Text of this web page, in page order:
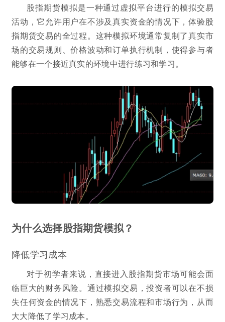
股指期货模拟是一种通过虚拟平台进行的模拟交易
活动，它允许用户在不涉及真实资金的情况下，体验股
指期货交易的全过程。这种模拟环境通常复制了真实市
场的交易规则、价格波动和订单执行机制，使得参与者
能够在一个接近真实的环境中进行练习和学习。
为什么选择股指期货模拟？
降低学习成本
对于初学者来说，直接进入股指期货市场可能会面
临巨大的财务风险。通过模拟交易，投资者可以在不损
失任何资金的情况下，熟悉交易流程和市场行为，从而
大大降低了学习成本。